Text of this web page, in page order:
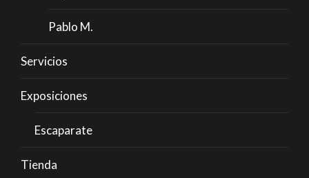
Pablo M.
Servicios
Exposiciones
Escaparate
Tienda